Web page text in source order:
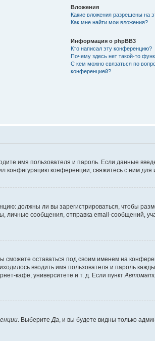
Вложения
Какие вложения разрешены на
Как мне найти мои вложения?
Информация о phpBB3
Кто написал эту конференцию?
Почему здесь нет такой-то
С кем можно связаться по
конференцией?
имя пользователя и пароль. Если данные
конфигурацию конференции, свяжитесь с ним для
должны ли вы зарегистрироваться, чтобы
сообщения, отправка email-сообщений,
сможете оставаться под своим именем на
вводить имя пользователя и пароль
кафе, университете и т. д. Если пункт
. Выберите Да , и вы будете видны только